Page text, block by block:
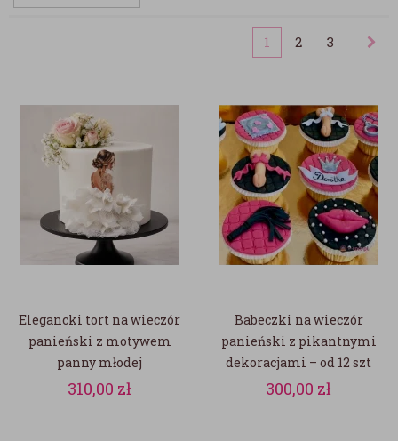
1 2 3
Elegancki tort na wieczór
panieński z motywem
panny młodej
310,00 zł
Babeczki na wieczór
panieński z pikantnymi
dekoracjami – od 12 szt
300,00 zł